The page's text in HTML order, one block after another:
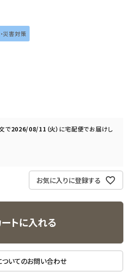
災害対策
で2026/08/11（火） に宅配便でお届けし
お気に入りに登録する
トに入れる
いてのお問い合わせ